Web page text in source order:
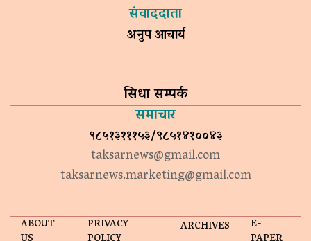
संवाददाता
अनुप आचार्य
सिधा सम्पर्क
समाचार
९८५१३१११५३/९८५१४१००४३
taksarnews@gmail.com
taksarnews.marketing@gmail.com
ABOUT PRIVACY ARCHIVES E-